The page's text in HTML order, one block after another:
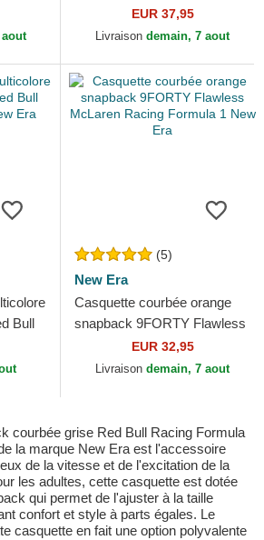
Washed Red Bull Racing
Formula 1 New Era
EUR 37,95
Livraison demain, 7 aout
Bull
Era
(5)
New Era
Casquette courbée orange
snapback 9FORTY Flawless
McLaren Racing Formula 1
New Era
EUR 32,95
Livraison demain, 7 aout
courbée grise Red Bull Racing Formula
la marque New Era est l'accessoire
de la vitesse et de l'excitation de la
les adultes, cette casquette est dotée
qui permet de l'ajuster à la taille
confort et style à parts égales. Le
casquette en fait une option polyvalente